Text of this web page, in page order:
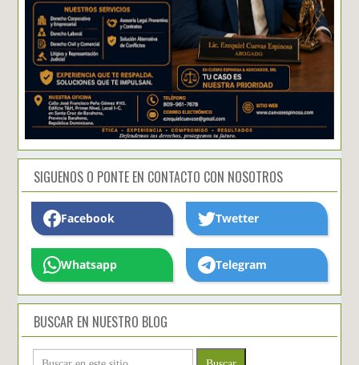
SIGUENOS O PONTE EN CONTACTO CON NOSOTROS
Facebook Twetter
Whatsapp Telegram
BUSCAR EN NUESTRO BLOG